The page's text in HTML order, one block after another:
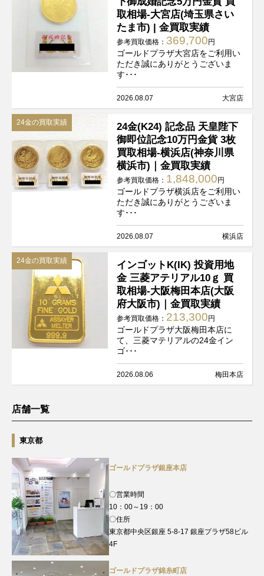
取相場-大宮店(埼玉県さい
たま市) | 金買取実績
参考買取価格： 369,700 円
ゴールドプラザ大宮店をご利用い
ただき誠にありがとうございま
す･･･
2026.08.07 大宮店
24金の買取実績
24金(K24) 記念品 天皇陛下
御即位記念10万円金貨 3枚
買取相場-横浜店(神奈川県
横浜市)｜金買取実績
参考買取価格： 1,848,000 円
ゴールドプラザ横浜店をご利用い
ただき誠にありがとうございま
す･･･
2026.08.07 横浜店
24金の買取実績
インゴットK(IK) 投資用地
金 三菱アテリアル10ｇ 買
取相場-大阪梅田本店(大阪
府大阪市)｜金買取実績
参考買取価格： 213,300 円
ゴールドプラザ大阪梅田本店に
て、三菱マテリアルの24金イン
ゴ･･･
2026.08.06 梅田本店
店舗一覧
東京都
ゴールドプラザ銀座本店
〇営業時間
10：00～19：00
〇住所
東京都中央区銀座 5-8-17 銀座プラザ58ビル
4F
ゴールドプラザ錦糸町店